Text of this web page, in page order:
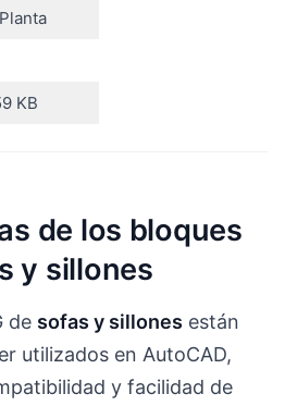
KB
de los bloques
y sillones
de sofas y sillones están
utilizados en AutoCAD,
y facilidad de